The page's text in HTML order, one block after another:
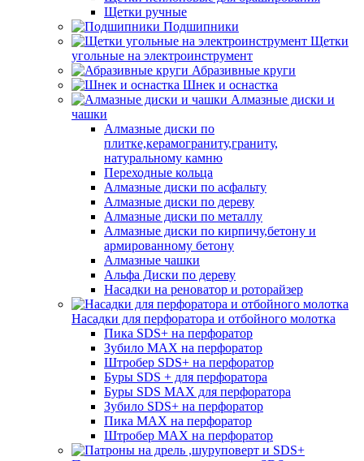
Щетки ручные
Подшипники
Щетки
угольные на электроинструмент
Абразивные круги
Шнек и оснастка
Алмазные диски и
чашки
Алмазные диски по
плитке,керамограниту,граниту,
натуральному камню
Переходные кольца
Алмазные диски по асфальту
Алмазные диски по дереву
Алмазные диски по металлу
Алмазные диски по кирпичу,бетону и
армированному бетону
Алмазные чашки
Альфа Диски по дереву
Насадки на реноватор и роторайзер
Насадки для перфоратора и отбойного молотка
Пика SDS+ на перфоратор
Зубило MAX на перфоратор
Штробер SDS+ на перфоратор
Буры SDS + для перфоратора
Буры SDS MAX для перфоратора
Зубило SDS+ на перфоратор
Пика MAX на перфоратор
Штробер MAX на перфоратор